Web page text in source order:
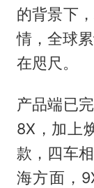
的背景下
情，全球
在咫尺。
产品端已
8X，加上
款，四车
海方面，